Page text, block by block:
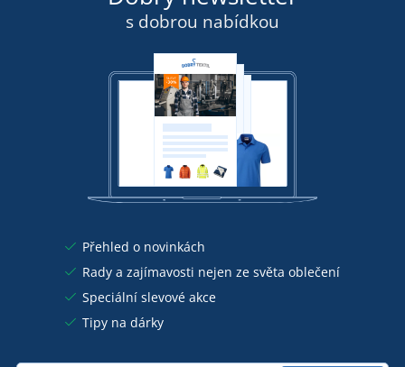
s dobrou nabídkou
Přehled o novinkách
Rady a zajímavosti nejen ze světa oblečení
Speciální slevové akce
Tipy na dárky